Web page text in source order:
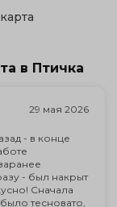
в Птичка
29 мая 2026
- в конце
- был накрыт
Сначала
тесновато,